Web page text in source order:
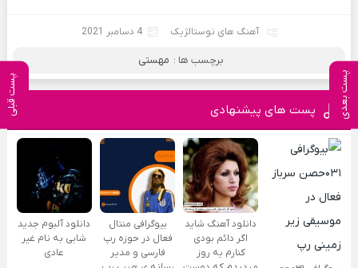
پست بعدی پست قبلی
آهنگ های نوستالژیک 4 دسامبر 2021
برچسب ها : مهستی
پست های پیشنهادی
دانلود آهنگ شاید
اگر دائم بودی
کنارم یه روز
بیوگرافی منتال
فعال در حوزه رپ
فارسی و مدیر
دانلود آلبوم جدید
شابی به نام غیر
عادی